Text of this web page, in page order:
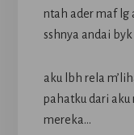
ntah ader maf lg
sshnya andai
aku lbh rela
pahatku dari aku
mereka…